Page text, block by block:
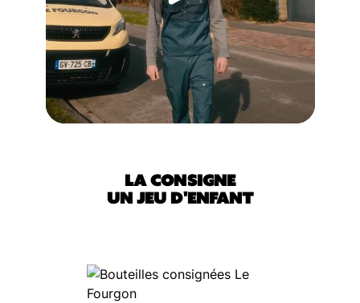
LA CONSIGNE
UN JEU D'ENFANT
Étape 3 : Oubliez votre poubelle